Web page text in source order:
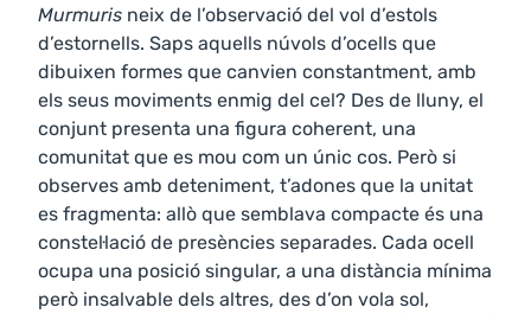
Murmuris neix de l’observació del vol d’estols
d’estornells. Saps aquells núvols d’ocells que
dibuixen formes que canvien constantment, amb
els seus moviments enmig del cel? Des de lluny, el
conjunt presenta una figura coherent, una
comunitat que es mou com un únic cos. Però si
observes amb deteniment, t’adones que la unitat
es fragmenta: allò que semblava compacte és una
constel·lació de presències separades. Cada ocell
ocupa una posició singular, a una distància mínima
però insalvable dels altres, des d’on vola sol,